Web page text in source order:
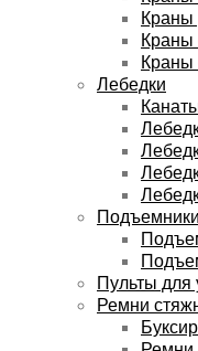
Краны
Краны
Краны
Лебедки
Подъемники
Пульты для
Ремни